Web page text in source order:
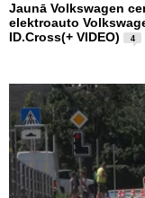
Jaunā Volkswagen
elektroauto
ID.Cross(+ VIDEO)
4